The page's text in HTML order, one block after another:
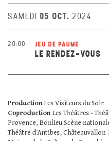
SAMEDI 05 OCT. 2024
20:00 JEU DE PAUME
LE RENDEZ-VOUS
Production Les Visiteurs du Soir
Coproduction Les Théâtres -
Provence, Bonlieu Scène
Théâtre d’Antibes,